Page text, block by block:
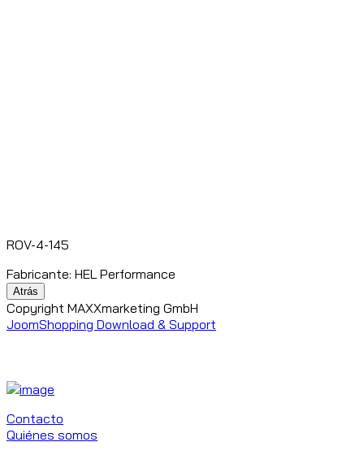
ROV-4-145
Fabricante: HEL Performance
Copyright MAXXmarketing GmbH
JoomShopping Download & Support
Contacto
Quiénes somos